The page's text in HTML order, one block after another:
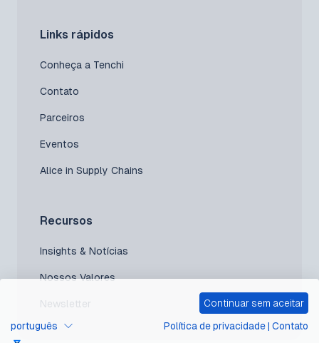
Links rápidos
Conheça a Tenchi
Contato
Parceiros
Eventos
Alice in Supply Chains
Recursos
Insights & Notícias
Nossos Valores
Newsletter
Continuar sem aceitar
português
Política de privacidade| Contato